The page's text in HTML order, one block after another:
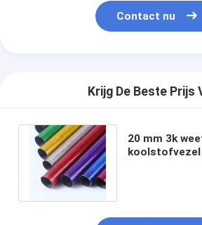
Contact nu
Krijg De Beste Prijs
20 mm 3k
koolstofvezel